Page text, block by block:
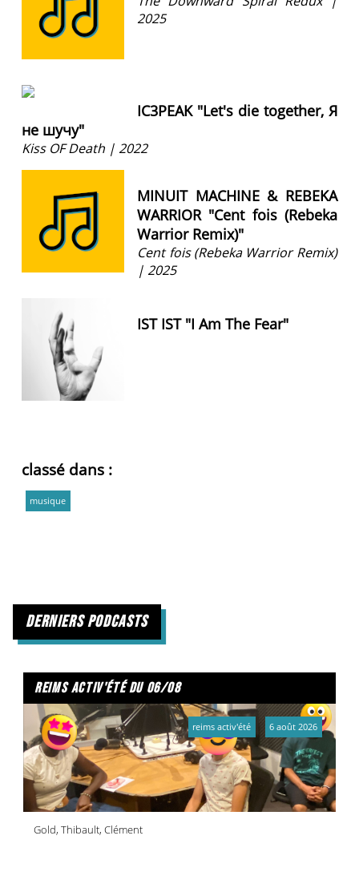
2025
IC3PEAK "Let's die together, Я
не шучу"
Kiss OF Death | 2022
MINUIT MACHINE & REBEKA
WARRIOR "Cent fois (Rebeka
Warrior Remix)"
Cent fois (Rebeka Warrior Remix)
| 2025
IST IST "I Am The Fear"
classé dans :
musique
derniers podcasts
reims activ'été du 06/08
Gold, Thibault, Clément
reims activ'été 6 août 2026